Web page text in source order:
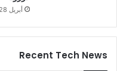
أبريل 28, 2020
Recent Tech News